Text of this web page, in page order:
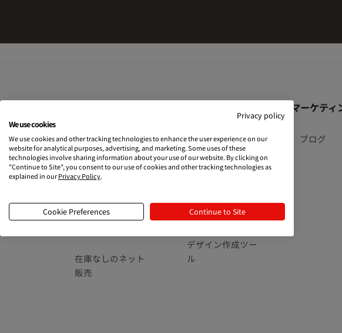
ー
リ
ン
オンデマンド印刷
日本からドロップ
シッピング
ネットショップを
在庫なしのネット
販売
製品＆価格
オリジナル商品を
Printfulの品質
デザイン作成ツー
ル
マーケテ
ブログ
Privacy policy
We use cookies
We use cookies and other tracking technologies to enhance the user experience on our
website for analytical purposes, advertising, and marketing. Some uses of these
technologies involve sharing information about your use of our website. By clicking on
"Continue to Site", you consent to our use of cookies and other tracking technologies as
explained in ourPrivacy Policy.
Cookie Preferences Continue to Site